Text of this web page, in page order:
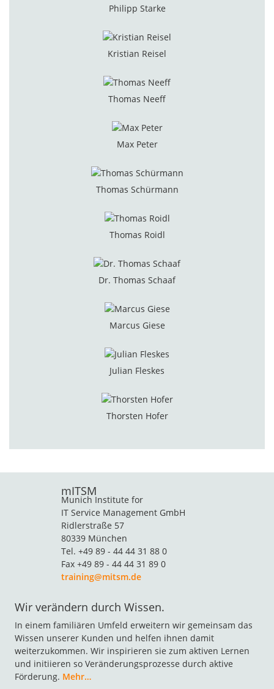
Philipp Starke
Kristian Reisel
Thomas Neeff
Max Peter
Thomas Schürmann
Thomas Roidl
Dr. Thomas Schaaf
Marcus Giese
Julian Fleskes
Thorsten Hofer
mITSM
Munich Institute for
IT Service Management GmbH
Ridlerstraße 57
80339 München
Tel. +49 89 - 44 44 31 88 0
Fax +49 89 - 44 44 31 89 0
training@mitsm.de
Wir verändern durch Wissen.
In einem familiären Umfeld erweitern wir gemeinsam das
Wissen unserer Kunden und helfen ihnen damit
weiterzukommen. Wir inspirieren sie zum aktiven Lernen
und initiieren so Veränderungsprozesse durch aktive
Förderung. Mehr…